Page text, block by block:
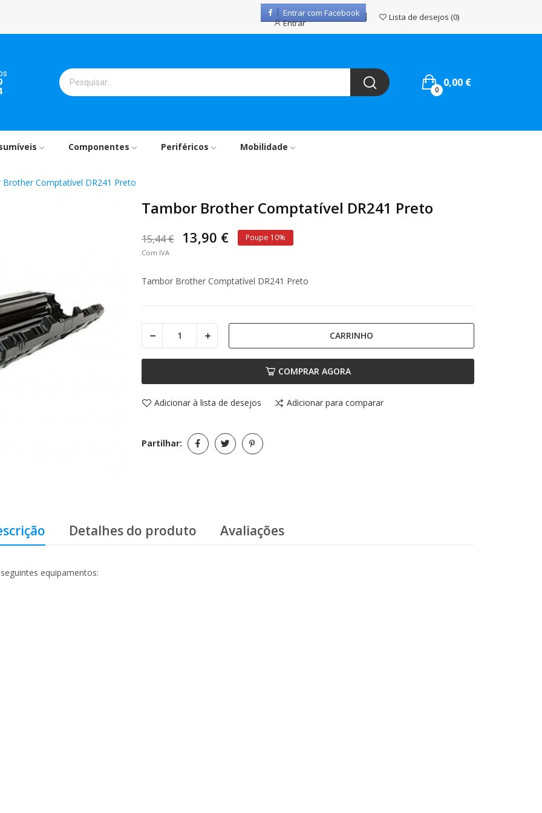
Entrar com Facebook
Entrar
Lista de desejos 0
0,00 €
0
Componentes Periféricos Mobilidade
Comptatível DR241 Preto
Tambor Brother Comptatível DR241 Preto
15,44 € 13,90 € Poupe 10%
Com IVA
Tambor Brother Comptatível DR241 Preto
CARRINHO
COMPRAR AGORA
Adicionar à lista de desejos Adicionar para comparar
Partilhar:
Detalhes do produto Avaliações
equipamentos: